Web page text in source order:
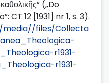
(„Do
CT 12 [1931] nr 1, s. 3).
media//files/Collecta
r1931-
r1931-